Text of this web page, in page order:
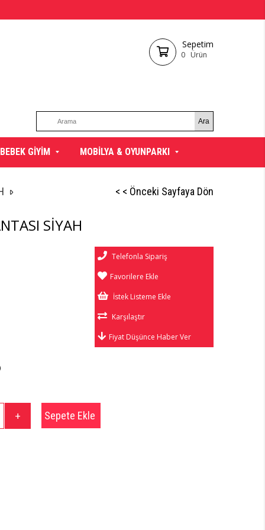
Sepetim
0 Ürün
BEBEK GİYİM MOBİLYA & OYUNPARKI
< < Önceki Sayfaya Dön
SİYAH
Telefonla Sipariş
Favorilere Ekle
İstek Listeme Ekle
Karşılaştır
Fiyat Düşünce Haber Ver